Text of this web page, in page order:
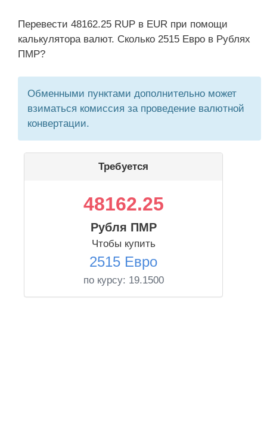
Перевести 48162.25 RUP в EUR при помощи
калькулятора валют. Сколько 2515 Евро в Рублях
ПМР?
Обменными пунктами дополнительно может
взиматься комиссия за проведение валютной
конвертации.
Требуется
48162.25
Рубля ПМР
Чтобы купить
2515 Евро
по курсу: 19.1500